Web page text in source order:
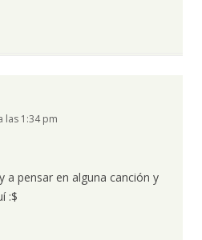
las 1:34 pm
a pensar en alguna canción y
:$